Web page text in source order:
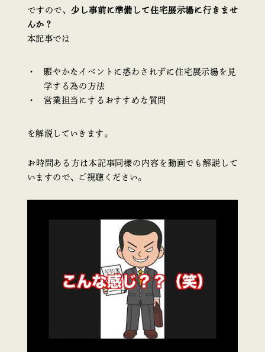
ですので、少し事前に準備して住宅展示場に行きませ
んか？
本記事では
賑やかなイベントに惑わされずに住宅展示場を見
学する為の方法
営業担当にするおすすめな質問
を解説していきます。
お時間ある方は本記事同様の内容を動画でも解説して
いますので、ご視聴ください。